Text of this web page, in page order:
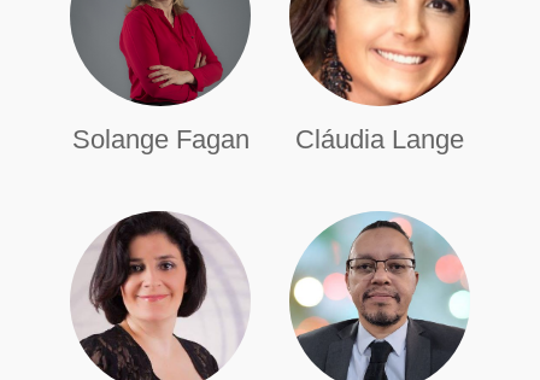
Solange Fagan Cláudia Lange